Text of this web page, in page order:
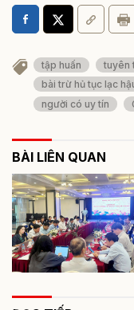
tập huấn tuyên
bài trừ hủ tục lạc
người có uy tín
BÀI LIÊN QUAN